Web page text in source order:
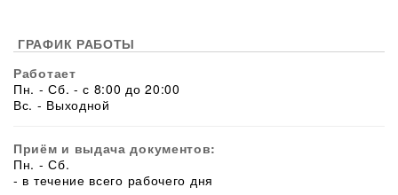
ГРАФИК РАБОТЫ
Работает
Пн. - Сб. - с 8:00 до 20:00
Вс. - Выходной
Приём и выдача документов:
Пн. - Сб.
- в течение всего рабочего дня